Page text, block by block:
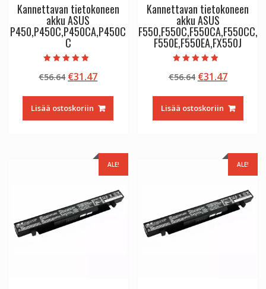
Kannettavan tietokoneen
akku ASUS
P450,P450C,P450CA,P450C
C
tuotteesta:
5.00
€56.64 Alkuperäinen
oli:
€56.64.
€31.47Nykyinen
on:
€31.47.
Lisää ostoskoriin
Kannettavan tietokoneen
akku ASUS
F550,F550C,F550CA,F550CC,
F550E,F550EA,FX550J
tuotteesta:
4.50
€56.64 Alkuperäinen
oli:
€56.64.
€31.47
on:
€31.47.
Lisää ostoskoriin
ALE! ALE!